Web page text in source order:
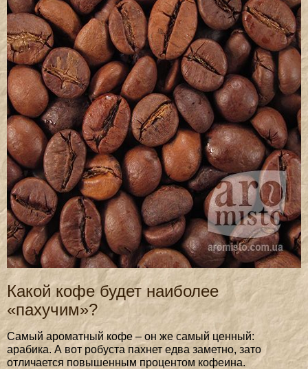
Какой кофе будет наиболее
«пахучим»?
Самый ароматный кофе – он же самый ценный:
арабика. А вот робуста пахнет едва заметно, зато
отличается повышенным процентом кофеина.